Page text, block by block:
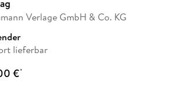
Verlage GmbH & Co. KG
lieferbar
€*